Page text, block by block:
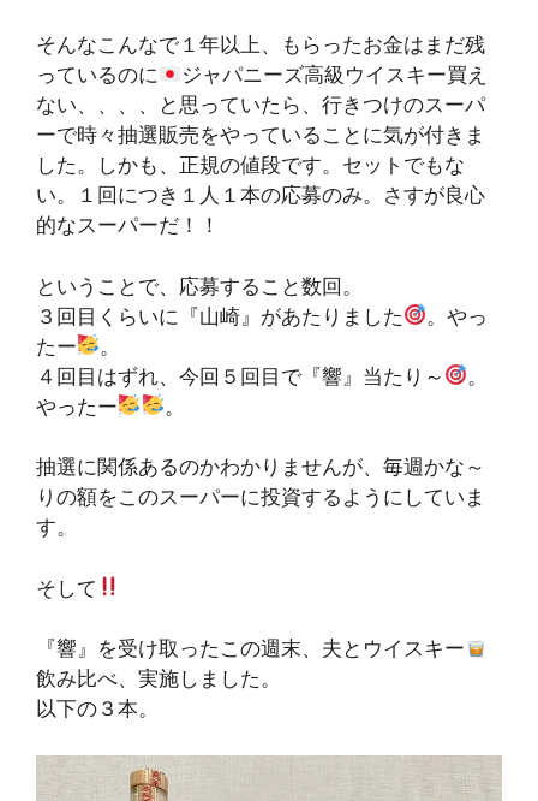
そんなこんなで１年以上、もらったお金はまだ残
っているのに
ジャパニーズ高級ウイスキー買え
ない、、、、と思っていたら、行きつけのスーパ
ーで時々抽選販売をやっていることに気が付きま
した。しかも、正規の値段です。セットでもな
い。１回につき１人１本の応募のみ。さすが良心
的なスーパーだ！！
ということで、応募すること数回。
３回目くらいに『山崎』があたりました
。やっ
たー
。
４回目はずれ、今回５回目で『響』当たり～
。
やったー
。
抽選に関係あるのかわかりませんが、毎週かな～
りの額をこのスーパーに投資するようにしていま
す。
そして
『響』を受け取ったこの週末、夫とウイスキー
飲み比べ、実施しました。
以下の３本。